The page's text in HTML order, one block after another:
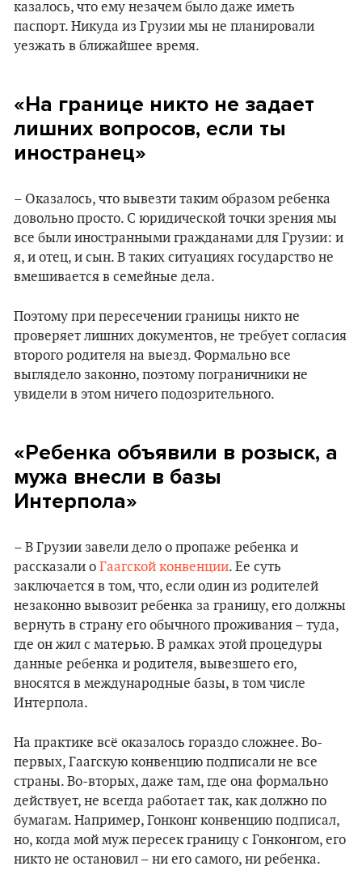
казалось, что ему незачем было даже иметь
паспорт. Никуда из Грузии мы не планировали
уезжать в ближайшее время.
«На границе никто не задает
лишних вопросов, если ты
иностранец»
– Оказалось, что вывезти таким образом ребенка
довольно просто. С юридической точки зрения мы
все были иностранными гражданами для Грузии: и
я, и отец, и сын. В таких ситуациях государство не
вмешивается в семейные дела.
Поэтому при пересечении границы никто не
проверяет лишних документов, не требует согласия
второго родителя на выезд. Формально все
выглядело законно, поэтому пограничники не
увидели в этом ничего подозрительного.
«Ребенка объявили в розыск, а
мужа внесли в базы
Интерпола»
– В Грузии завели дело о пропаже ребенка и
рассказали о Гаагской конвенции. Ее суть
заключается в том, что, если один из родителей
незаконно вывозит ребенка за границу, его должны
вернуть в страну его обычного проживания – туда,
где он жил с матерью. В рамках этой процедуры
данные ребенка и родителя, вывезшего его,
вносятся в международные базы, в том числе
Интерпола.
На практике всё оказалось гораздо сложнее. Во-
первых, Гаагскую конвенцию подписали не все
страны. Во-вторых, даже там, где она формально
действует, не всегда работает так, как должно по
бумагам. Например, Гонконг конвенцию подписал,
но, когда мой муж пересек границу с Гонконгом, его
никто не остановил – ни его самого, ни ребенка.